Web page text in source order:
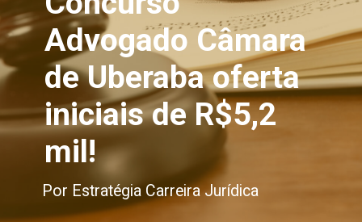
Advogado Câmara
de Uberaba oferta
iniciais de R$5,2
mil!
Por Estratégia Carreira Jurídica